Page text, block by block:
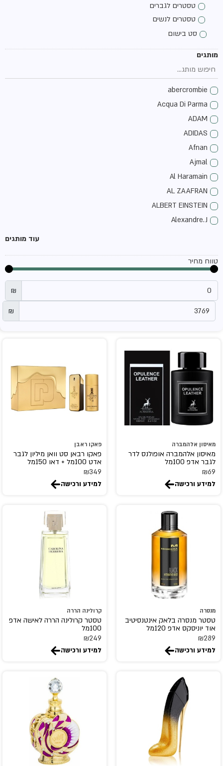
טסטרים לגברים
טסטרים לנשים
סט בישום
מותגים
abercrombie
Acqua Di Parma
ADAM
ADIDAS
Afnan
Ajmal
Al Haramain
AL ZAAFRAN
ALBERT EINSTEIN
Alexandre.J
amouroud
antonio banderas
Aquolina
Arabian Oud
Aramis
armaf
ASDAAF
ATELIER DES ORS
atkinsons
ATTAR COLLECTION
AURORA SCENTS
azzaro
BILL BLASS
Billie Wilish
Bon Parfumeur
Bond No 9
BOTANICAE
BOTTEGA VENETA
Boucheron
Britney Spears
Burberry
By Kilian
Calvin Klein
עוד מותגים
טווח מחיר
₪
₪
מאיסון אלהמברה
מאיסון אלהמברה אופולנס לדר
לגבר אדפ 100מל
₪69
למידע ורכישה
פאקו ראבן
פאקו רבאן סט וואן מיליון לגבר
אדט 100מל + דאו 150מל
₪349
למידע ורכישה
מנסרה
טסטר מנסרה בלאק אינטנסיטיב
אוד יוניסקס אדפ 120מל
₪289
למידע ורכישה
קרולינה הררה
טסטר קרולינה הררה לאישה אדפ
100מל
₪249
למידע ורכישה